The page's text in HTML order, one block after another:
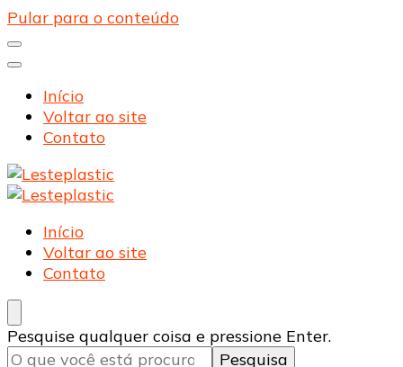
Pular para o conteúdo
Início
Voltar ao site
Contato
Lesteplastic
Blog – Lesteplastic
Lesteplastic
Blog – Lesteplastic
Início
Voltar ao site
Contato
Procurando
algo?
Pesquise qualquer coisa e pressione Enter.